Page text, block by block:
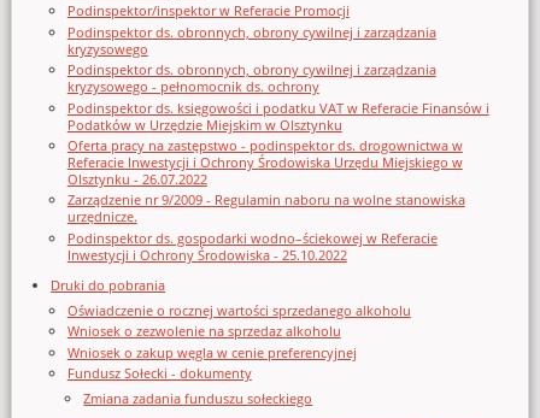
Podinspektor/inspektor w Referacie Promocji
Podinspektor ds. obronnych, obrony cywilnej i zarządzania
kryzysowego
Podinspektor ds. obronnych, obrony cywilnej i zarządzania
kryzysowego - pełnomocnik ds. ochrony
Podinspektor ds. księgowości i podatku VAT w Referacie Finansów i
Podatków w Urzędzie Miejskim w Olsztynku
Oferta pracy na zastępstwo - podinspektor ds. drogownictwa w
Referacie Inwestycji i Ochrony Środowiska Urzędu Miejskiego w
Olsztynku - 26.07.2022
Zarządzenie nr 9/2009 - Regulamin naboru na wolne stanowiska
urzędnicze.
Podinspektor ds. gospodarki wodno–ściekowej w Referacie
Inwestycji i Ochrony Środowiska - 25.10.2022
Druki do pobrania
Oświadczenie o rocznej wartości sprzedanego alkoholu
Wniosek o zezwolenie na sprzedaz alkoholu
Wniosek o zakup węgla w cenie preferencyjnej
Fundusz Sołecki - dokumenty
Zmiana zadania funduszu sołeckiego